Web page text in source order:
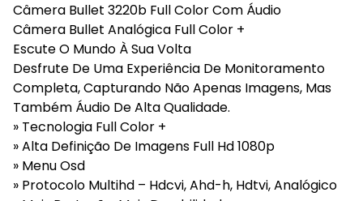
Câmera Bullet 3220b Full Color Com Áudio
Câmera Bullet Analógica Full Color +
Escute O Mundo À Sua Volta
Desfrute De Uma Experiência De Monitoramento
Completa, Capturando Não Apenas Imagens, Mas
Também Áudio De Alta Qualidade.
» Tecnologia Full Color +
» Alta Definição De Imagens Full Hd 1080p
» Menu Osd
» Protocolo Multihd – Hdcvi, Ahd-h, Hdtvi, Analógico